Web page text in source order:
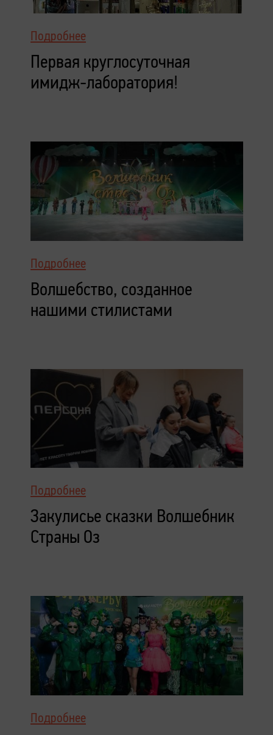
Подробнее
Первая круглосуточная
имидж-лаборатория!
Подробнее
Волшебство, созданное
нашими стилистами
Подробнее
Закулисье сказки Волшебник
Страны Оз
Подробнее